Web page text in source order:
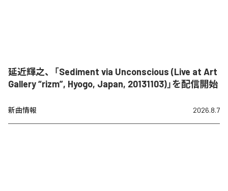
延近輝之、「Sediment via Unconscious (Live at Art
Gallery “rizm”, Hyogo, Japan, 20131103)」を配信開始
新曲情報 2026.8.7